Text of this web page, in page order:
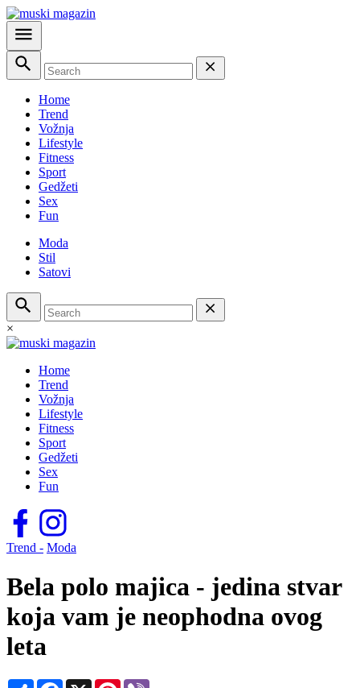
Home
Trend
Vožnja
Lifestyle
Fitness
Sport
Gedžeti
Sex
Fun
Moda
Stil
Satovi
×
Home
Trend
Vožnja
Lifestyle
Fitness
Sport
Gedžeti
Sex
Fun
Trend - Moda
Bela polo majica - jedina stvar
koja vam je neophodna ovog
leta
Share Facebook
X Pinterest